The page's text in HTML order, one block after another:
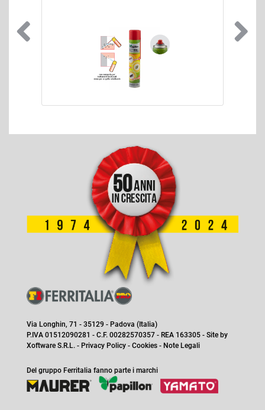
Via Longhin, 71 - 35129 - Padova (Italia)
P.IVA 01512090281 - C.F. 00282570357 - REA 163305 - Site by
Xoftware S.R.L. - Privacy Policy - Cookies - Note Legali
Del gruppo Ferritalia fanno parte i marchi